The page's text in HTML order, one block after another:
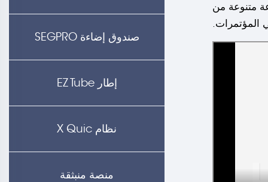
صندوق إضاءة SEGPRO
إطار EZ Tube
نظام X Quic
منصة منبثقة
بحجم 85 مم في مجموعة متنوعة من
المؤتمرات.